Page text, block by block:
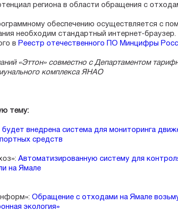
региона в области обращения с
обеспечению осуществляется с
необходим стандартный интернет-
в Реестр отечественного ПО Минцифры
«Эттон» совместно с Департаментом
комплекса ЯНАО
тему:
внедрена система для мониторинга
средств
Автоматизированную систему для
на Ямале
Обращение с отходами на Ямале
экология»